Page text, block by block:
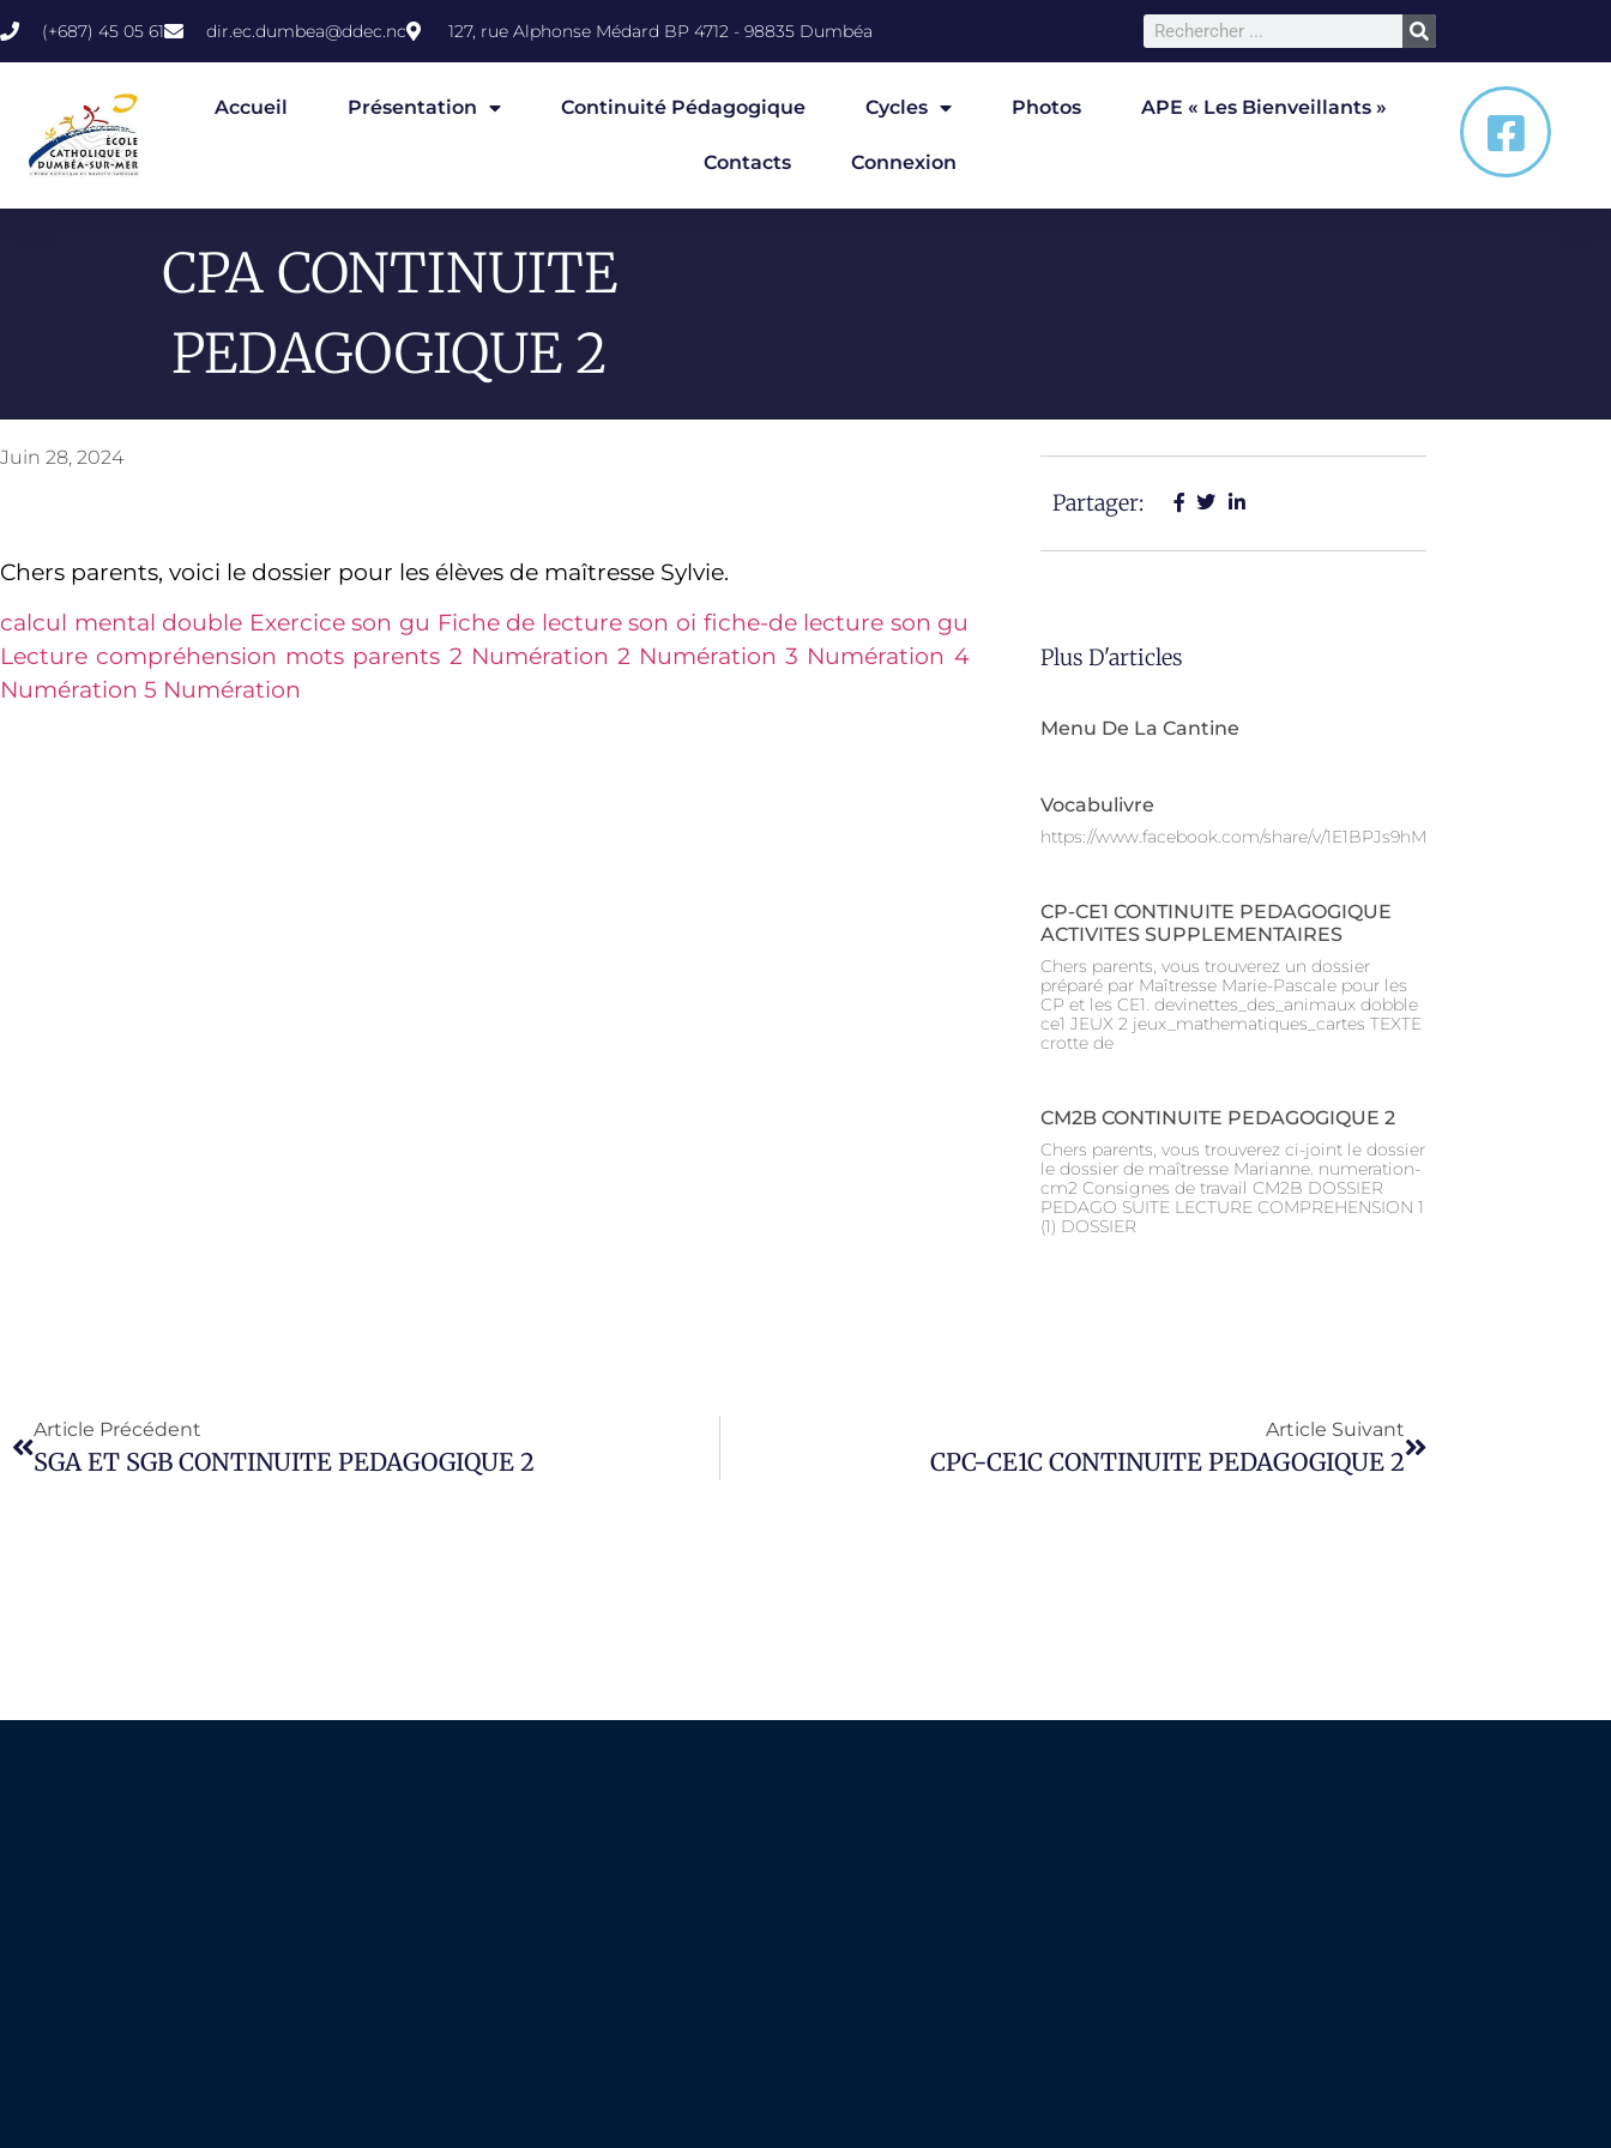
(+687) 45 05 61 dir.ec.dumbea@ddec.nc 127, rue Alphonse Médard BP 4712 - 98835 Dumbéa
Accueil Présentation Continuité Pédagogique Cycles Photos APE « Les Bienveillants »
Contacts Connexion
CPA CONTINUITE
PEDAGOGIQUE 2
Juin 28, 2024
Chers parents, voici le dossier pour les élèves de maîtresse Sylvie.
calcul mental double Exercice son gu Fiche de lecture son oi fiche-de lecture son gu
Lecture compréhension mots parents 2 Numération 2 Numération 3 Numération 4
Numération 5 Numération
Partager:
Plus D'articles
Menu De La Cantine
Vocabulivre
https://www.facebook.com/share/v/1E1BPJs9hM/
CP-CE1 CONTINUITE PEDAGOGIQUE
ACTIVITES SUPPLEMENTAIRES
Chers parents, vous trouverez un dossier
préparé par Maîtresse Marie-Pascale pour les
CP et les CE1. devinettes_des_animaux dobble
ce1 JEUX 2 jeux_mathematiques_cartes TEXTE
crotte de
CM2B CONTINUITE PEDAGOGIQUE 2
Chers parents, vous trouverez ci-joint le dossier
le dossier de maîtresse Marianne. numeration-
cm2 Consignes de travail CM2B DOSSIER
PEDAGO SUITE LECTURE COMPREHENSION 1
(1) DOSSIER
Article Précédent
SGA ET SGB CONTINUITE PEDAGOGIQUE 2
Article Suivant
CPC-CE1C CONTINUITE PEDAGOGIQUE 2